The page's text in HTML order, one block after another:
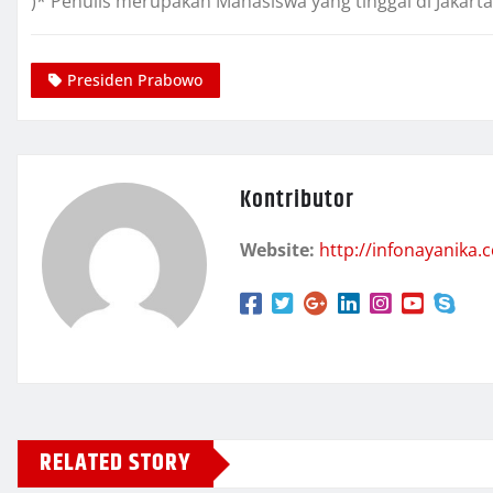
Presiden Prabowo
Kontributor
Website: http://
RELATED STORY